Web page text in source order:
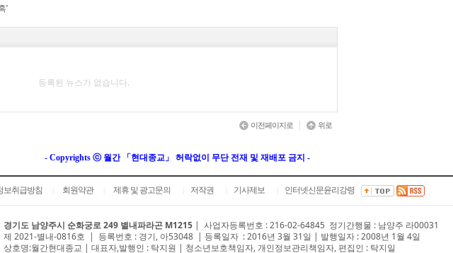
’
등록된 뉴스가 없습니다.
이전페이지로 | 위로
- Copyrights ⓒ 월간 「현대종교」 허락없이 무단 전재 및 재배포 금지 -
보취급방침 회원약관 제휴 및 광고문의 저작권 기사제보 인터넷신문윤리강령
경기도 남양주시 순화궁로 249 별내파라곤 M1215 | 사업자등록번호 : 216-02-64845 정기간행물 : 남양주 라00031
제 2021-별내-0816호 | 등록번호 : 경기, 아53048 | 등록일자 : 2016년 3월 31일 | 발행일자 : 2008년 1월 4일
상호명:월간현대종교 | 대표자,발행인 : 탁지원 | 청소년보호책임자, 개인정보관리책임자, 편집인 : 탁지일